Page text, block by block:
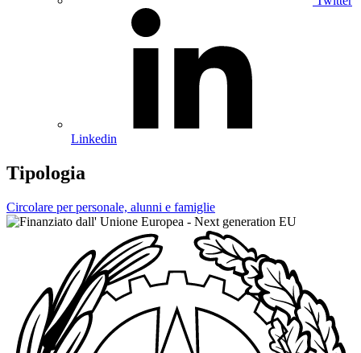
Linkedin
Tipologia
Circolare per personale, alunni e famiglie